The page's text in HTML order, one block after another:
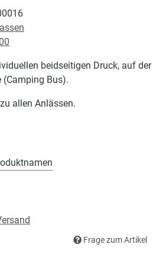
beidseitigen Druck, auf der
(Camping Bus).
allen Anlässen.
Frage zum Artikel